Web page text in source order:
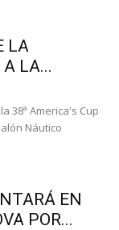
LA
LA...
38ª America's Cup
Náutico
EN
POR...